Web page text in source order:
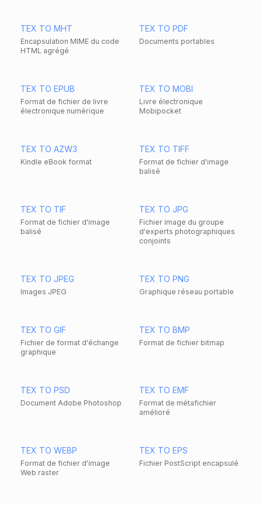
TEX TO MHT
Encapsulation MIME du code
HTML agrégé
TEX TO PDF
Documents portables
TEX TO EPUB
Format de fichier de livre
électronique numérique
TEX TO MOBI
Livre électronique
Mobipocket
TEX TO AZW3
Kindle eBook format
TEX TO TIFF
Format de fichier d'image
balisé
TEX TO TIF
Format de fichier d'image
balisé
TEX TO JPG
Fichier image du groupe
d'experts photographiques
conjoints
TEX TO JPEG
Images JPEG
TEX TO PNG
Graphique réseau portable
TEX TO GIF
Fichier de format d'échange
graphique
TEX TO BMP
Format de fichier bitmap
TEX TO PSD
Document Adobe Photoshop
TEX TO EMF
Format de métafichier
amélioré
TEX TO WEBP
Format de fichier d'image
Web raster
TEX TO EPS
Fichier PostScript encapsulé